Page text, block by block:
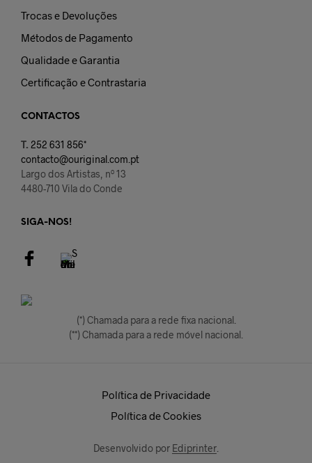
Trocas e Devoluções
Métodos de Pagamento
Qualidade e Garantia
Certificação e Contrastaria
CONTACTOS
T. 252 631 856*
contacto@ouriginal.com.pt
Largo dos Artistas, nº 13
4480-710 Vila do Conde
SIGA-NOS!
(*) Chamada para a rede fixa nacional.
(**) Chamada para a rede móvel nacional.
Política de Privacidade
Política de Cookies
Desenvolvido por Ediprinter